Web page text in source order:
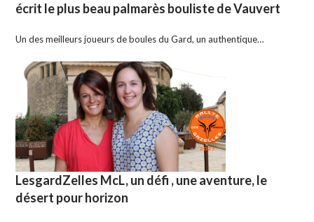
écrit le plus beau palmarès bouliste de Vauvert
Un des meilleurs joueurs de boules du Gard, un authentique…
LesgardZelles McL, un défi , une aventure, le
désert pour horizon